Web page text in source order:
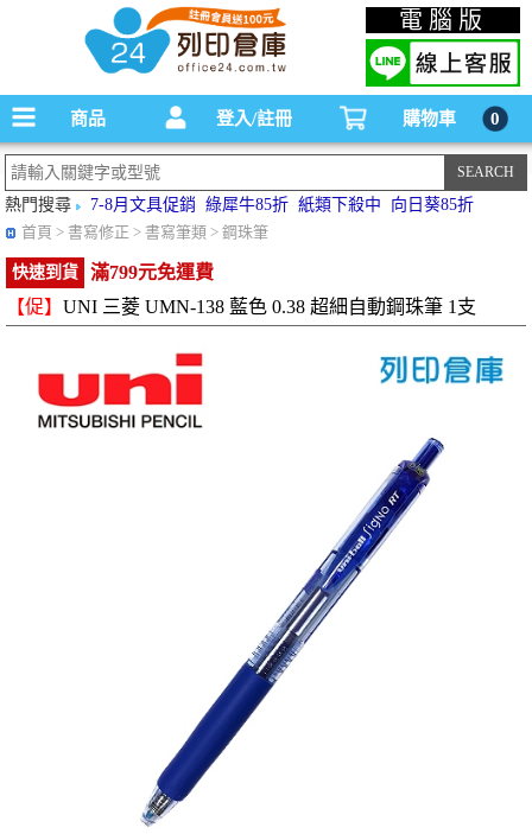
碳粉匣，墨水匣,原廠碳粉匣，副廠碳粉匣，環保碳粉匣,連續供墨印表機-office24列印
倉庫線上購物手機版
電腦版
商品 登入/註冊 購物車 0
熱門搜尋 7-8月文具促銷 綠犀牛85折 紙類下殺中
向日葵85折
首頁 > 書寫修正 > 書寫筆類 > 鋼珠筆
快速到貨
滿799元免運費
【促】 UNI 三菱 UMN-138 藍色 0.38 超細自動鋼珠筆 1支